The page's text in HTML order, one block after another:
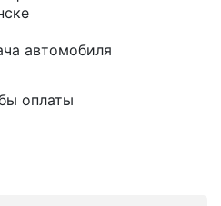
автомобиля
оплаты